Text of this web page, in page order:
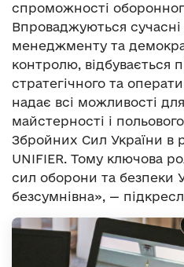
спроможності
Впроваджуються
менеджменту та
контролю, відбувається
стратегічного та
надає всі можливості
майстерності і
Збройних Сил України в
UNIFIER. Тому ключова
сил оборони та безпеки
безсумнівна», —